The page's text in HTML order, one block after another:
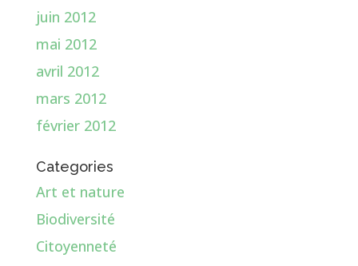
juin 2012
mai 2012
avril 2012
mars 2012
février 2012
Categories
Art et nature
Biodiversité
Citoyenneté